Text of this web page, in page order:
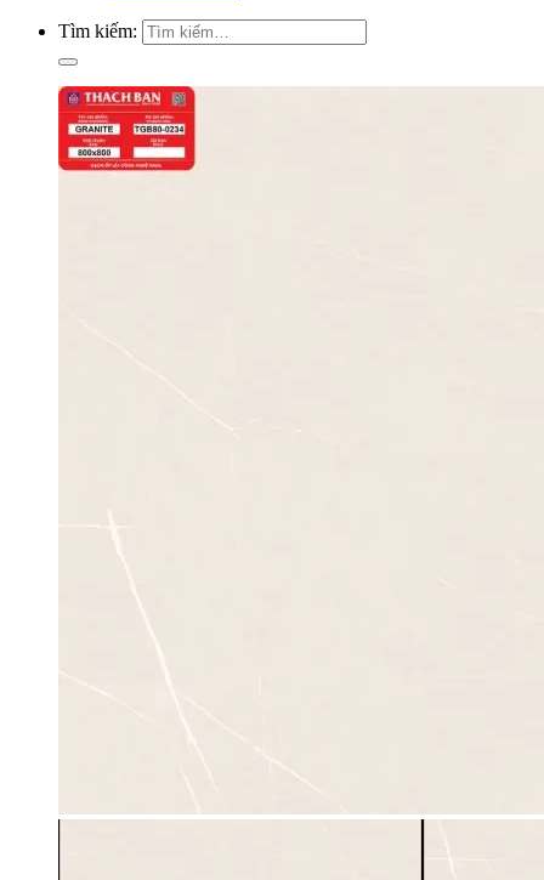
Tìm kiếm: